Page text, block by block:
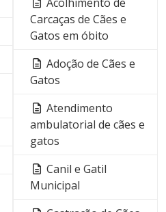
Carcaças de Cães e
Gatos em óbito
Adoção de Cães e
Gatos
Atendimento
ambulatorial de cães e
gatos
Canil e Gatil
Municipal